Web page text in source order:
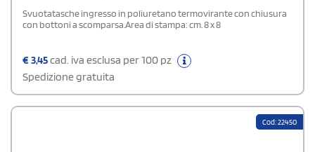
Svuotatasche ingresso in poliuretano termovirante con chiusura
con bottoni a scomparsa.Area di stampa: cm. 8 x 8
€3,45cad. iva esclusa per 100 pz
Spedizione gratuita
Cod: 22450